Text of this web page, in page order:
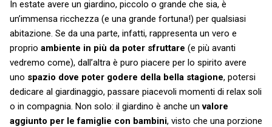
In estate avere un giardino, piccolo o grande che sia, è
un’immensa ricchezza (e una grande fortuna!) per qualsiasi
abitazione. Se da una parte, infatti, rappresenta un vero e
proprio ambiente in più da poter sfruttare (e più avanti
vedremo come), dall’altra è puro piacere per lo spirito avere
uno spazio dove poter godere della bella stagione, potersi
dedicare al giardinaggio, passare piacevoli momenti di relax soli
o in compagnia. Non solo: il giardino è anche unvalore
aggiunto per le famiglie con bambini, visto che una porzione